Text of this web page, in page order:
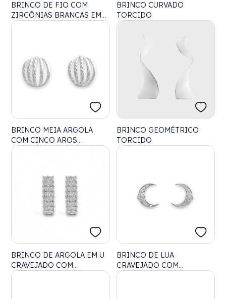
BRINCO DE FIO COM
ZIRCÔNIAS BRANCAS EM
FORMATO DE CORAÇÃO
BRINCO CURVADO
TORCIDO
BRINCO MEIA ARGOLA
COM CINCO AROS
TORCIDO
BRINCO GEOMÉTRICO
TORCIDO
BRINCO DE ARGOLA EM U
CRAVEJADO COM
ZIRCÔNIAS
BRINCO DE LUA
CRAVEJADO COM
ZIRCÔNIAS